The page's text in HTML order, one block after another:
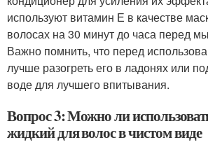
используют витамин Е в качестве
волосах на 30 минут до часа перед
Важно помнить, что перед
лучше разогреть его в ладонях или
воде для лучшего впитывания.
Вопрос 3: Можно ли
жидкий для волос в чистом виде